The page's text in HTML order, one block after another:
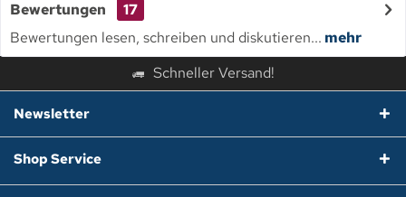
Bewertungen
17
Bewertungen lesen, schreiben und diskutieren... mehr
Schneller Versand!
Newsletter
Shop Service